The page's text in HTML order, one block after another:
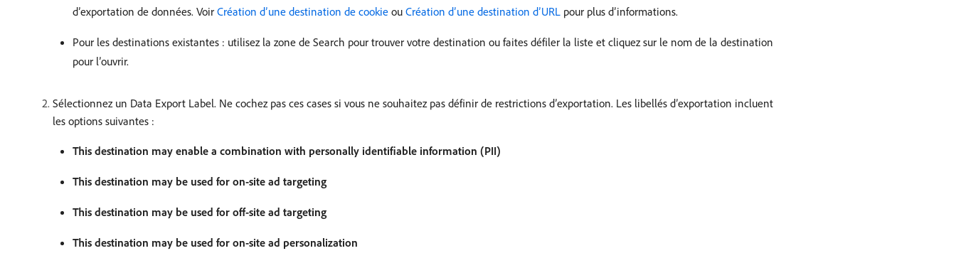
d’exportation de données. Voir Création d’une destination de cookie ou Création d’une destination d’URL pour plus d’informations.
Pour les destinations existantes : utilisez la zone de Search pour trouver votre destination ou faites défiler la liste et cliquez sur le nom de la destination
pour l’ouvrir.
Sélectionnez un Data Export Label. Ne cochez pas ces cases si vous ne souhaitez pas définir de restrictions d’exportation. Les libellés d’exportation incluent
les options suivantes :
This destination may enable a combination with personally identifiable information (PII)
This destination may be used for on-site ad targeting
This destination may be used for off-site ad targeting
This destination may be used for on-site ad personalization